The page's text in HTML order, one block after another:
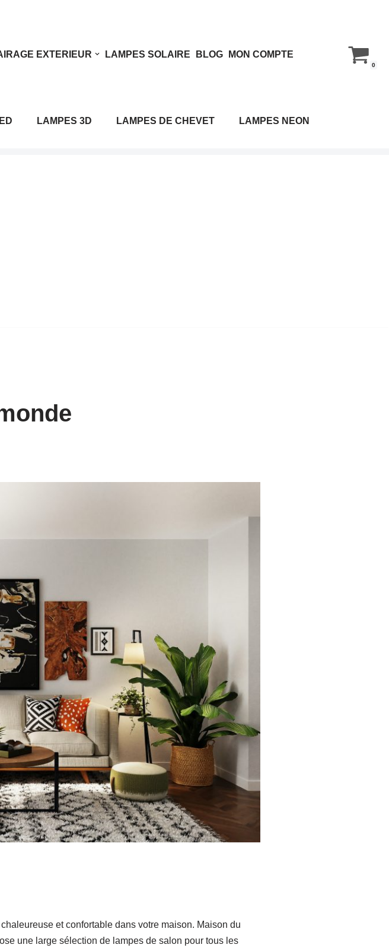
EXTERIEUR LAMPES SOLAIRE BLOG MON COMPTE
0
LAMPES 3D LAMPES DE CHEVET
LAMPES NEON
et confortable dans votre maison. Maison du
une large sélection de lampes de salon pour tous les